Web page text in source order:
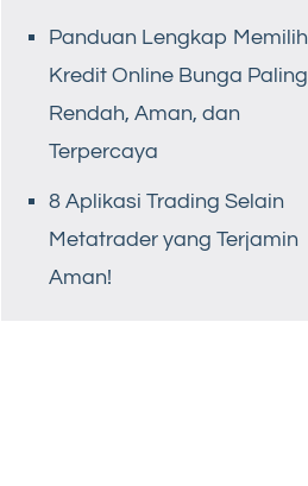
Panduan Lengkap Memilih
Kredit Online Bunga Paling
Rendah, Aman, dan
Terpercaya
8 Aplikasi Trading Selain
Metatrader yang Terjamin
Aman!